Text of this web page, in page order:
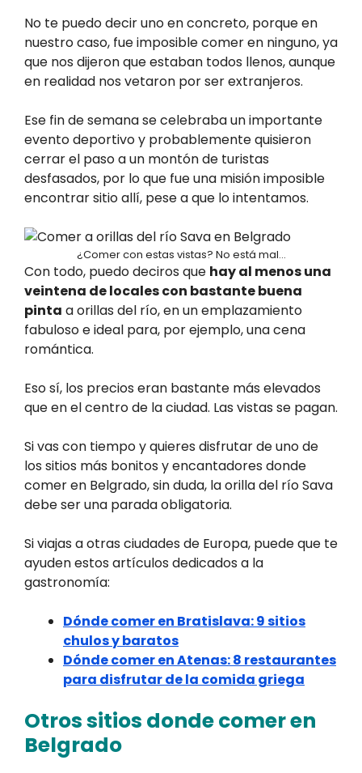
No te puedo decir uno en concreto, porque en
nuestro caso, fue imposible comer en ninguno, ya
que nos dijeron que estaban todos llenos, aunque
en realidad nos vetaron por ser extranjeros.
Ese fin de semana se celebraba un importante
evento deportivo y probablemente quisieron
cerrar el paso a un montón de turistas
desfasados, por lo que fue una misión imposible
encontrar sitio allí, pese a que lo intentamos.
¿Comer con estas vistas? No está mal…
Con todo, puedo deciros que hay al menos una
veintena de locales con bastante buena
pinta a orillas del río, en un emplazamiento
fabuloso e ideal para, por ejemplo, una cena
romántica.
Eso sí, los precios eran bastante más elevados
que en el centro de la ciudad. Las vistas se pagan.
Si vas con tiempo y quieres disfrutar de uno de
los sitios más bonitos y encantadores donde
comer en Belgrado, sin duda, la orilla del río Sava
debe ser una parada obligatoria.
Si viajas a otras ciudades de Europa, puede que te
ayuden estos artículos dedicados a la
gastronomía:
Dónde comer en Bratislava: 9 sitios
chulos y baratos
Dónde comer en Atenas: 8 restaurantes
para disfrutar de la comida griega
Otros sitios donde comer en
Belgrado